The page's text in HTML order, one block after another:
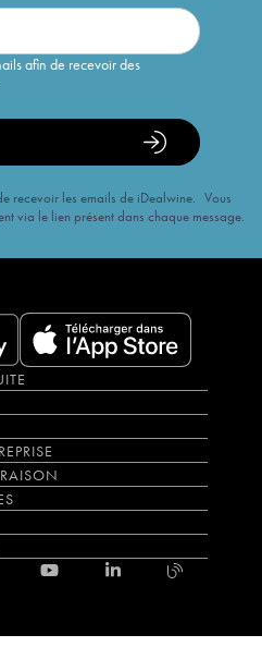
afin de recevoir des
recevoir les emails de iDealwine. Vous
via le lien présent dans chaque message.